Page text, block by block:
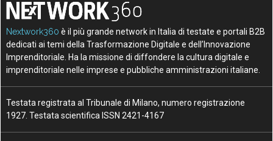
Nextwork360 è il più grande network in Italia di testate e portali B2B
dedicati ai temi della Trasformazione Digitale e dell’Innovazione
Imprenditoriale. Ha la missione di diffondere la cultura digitale e
imprenditoriale nelle imprese e pubbliche amministrazioni italiane.
Testata registrata al Tribunale di Milano, numero registrazione
1927. Testata scientifica ISSN 2421-4167